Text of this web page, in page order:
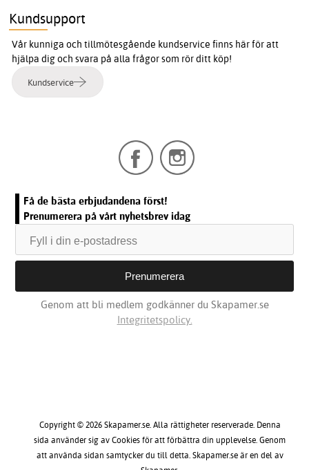
Kundsupport
Vår kunniga och tillmötesgående kundservice finns här för att
hjälpa dig och svara på alla frågor som rör ditt köp!
Kundservice
Få de bästa erbjudandena först!
Prenumerera på vårt nyhetsbrev idag
Genom att bli medlem godkänner du Skapamer.se
Integritetspolicy.
Copyright © 2026 Skapamer.se. Alla rättigheter reserverade. Denna
sida använder sig av Cookies för att förbättra din upplevelse. Genom
att använda sidan samtycker du till detta. Skapamer.se är en del av